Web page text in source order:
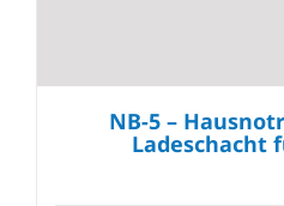
NB-5 –
Ladeschacht